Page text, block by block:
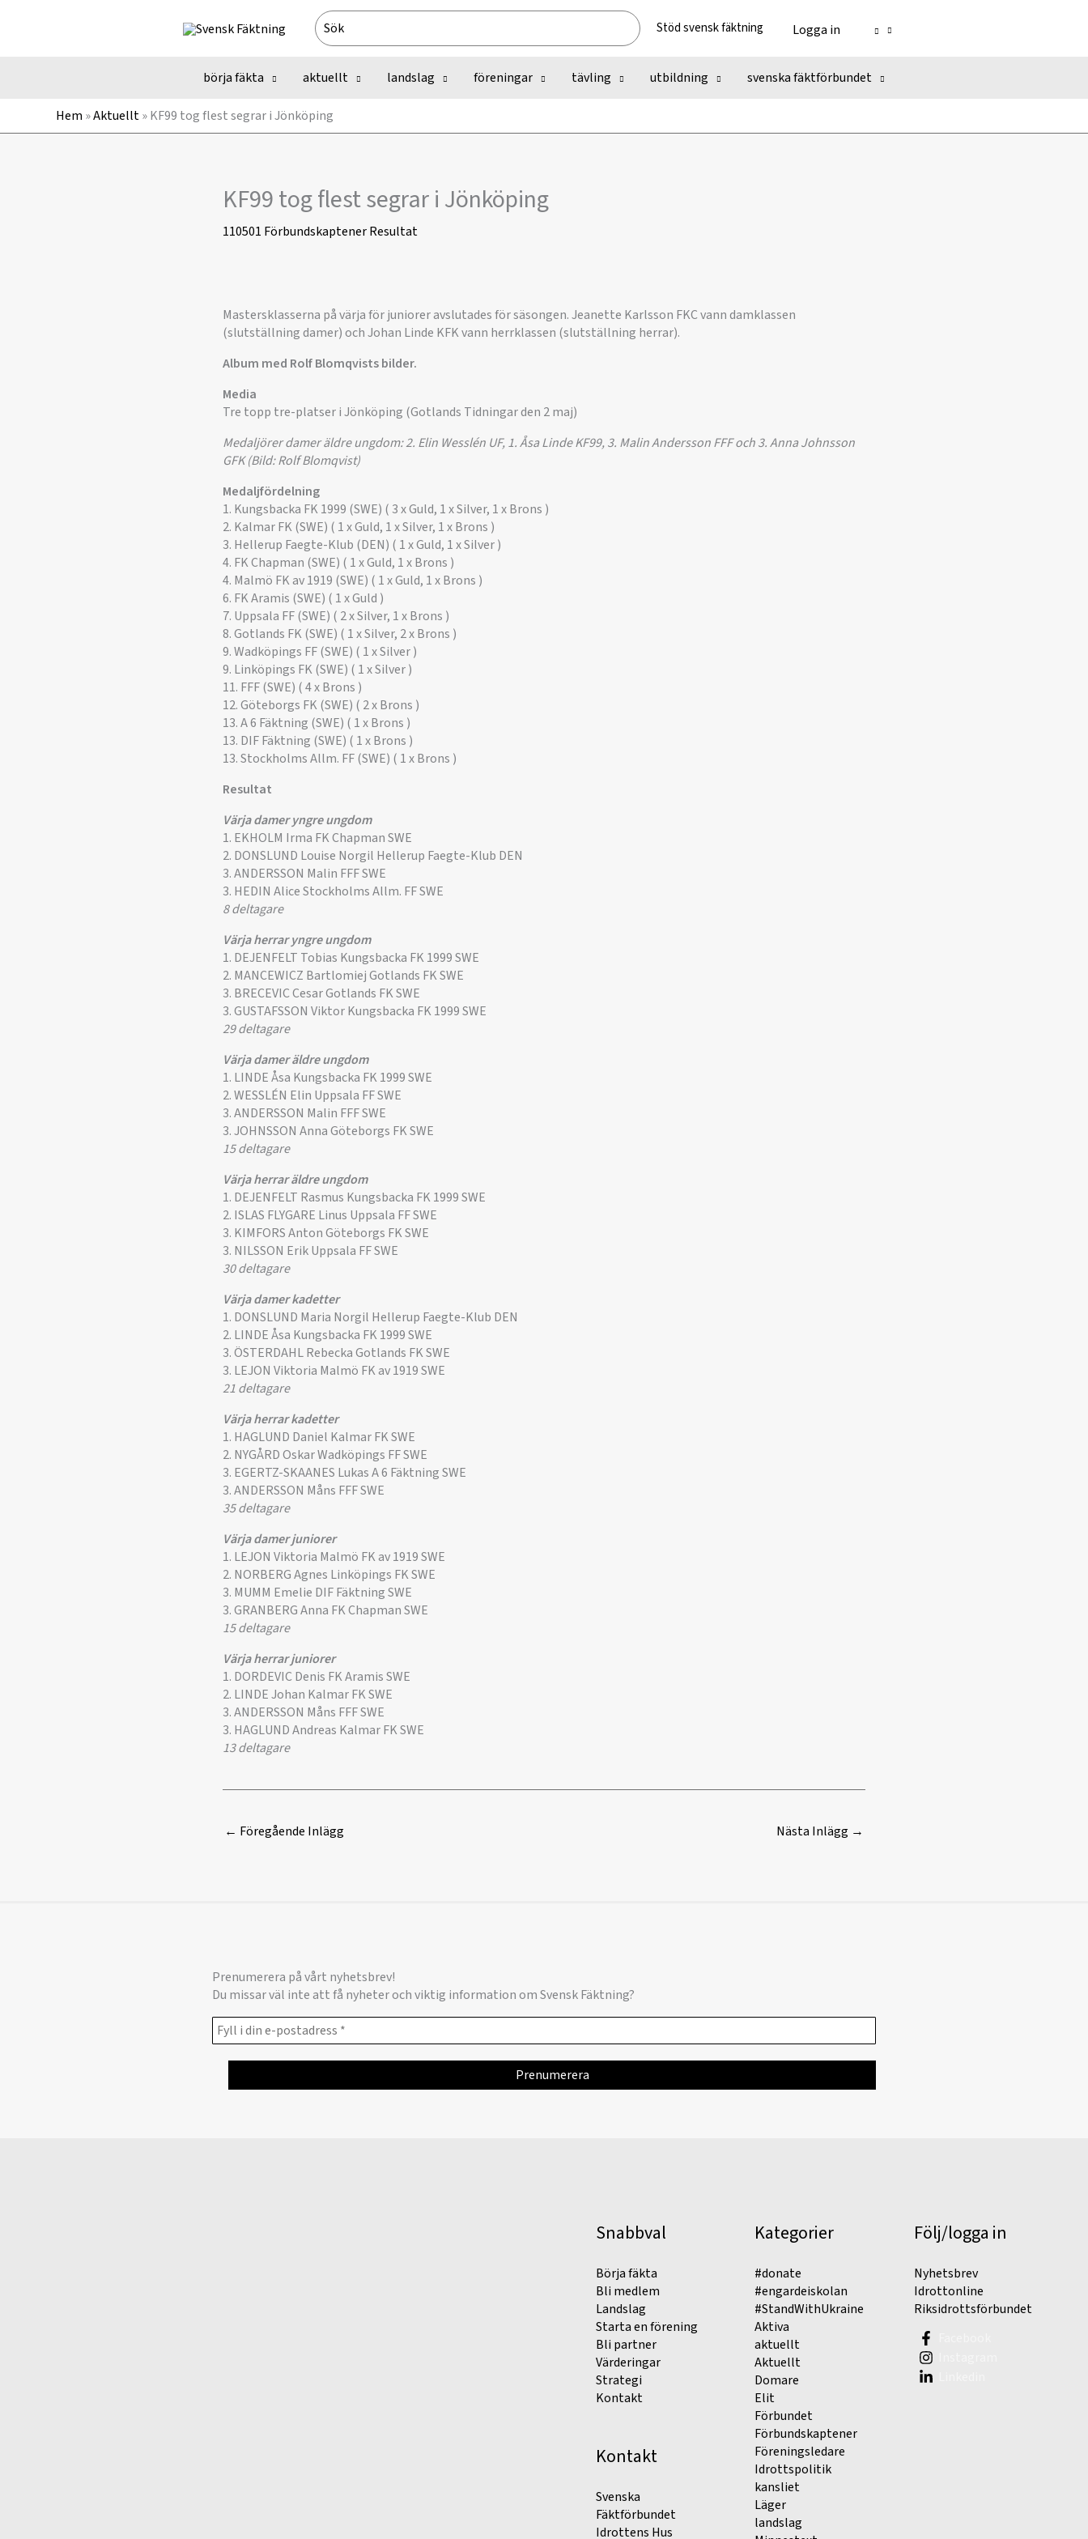
Search
for:
Stöd svensk fäktning Logga in
börja fäkta aktuellt landslag föreningar tävling utbildning svenska fäktförbundet
Hem »Aktuellt»KF99 tog flest segrar i Jönköping
KF99 tog flest segrar i Jönköping
110501 FörbundskaptenerResultat
Mastersklasserna på värja för juniorer avslutades för säsongen. Jeanette Karlsson FKC vann damklassen
(slutställning damer) och Johan Linde KFK vann herrklassen (slutställning herrar).
Album med Rolf Blomqvists bilder.
Media
Tre topp tre-platser i Jönköping (Gotlands Tidningar den 2 maj)
Medaljörer damer äldre ungdom: 2. Elin Wesslén UF, 1. Åsa Linde KF99, 3. Malin Andersson FFF och 3. Anna Johnsson
GFK (Bild: Rolf Blomqvist)
Medaljfördelning
1. Kungsbacka FK 1999 (SWE) ( 3 x Guld, 1 x Silver, 1 x Brons )
2. Kalmar FK (SWE) ( 1 x Guld, 1 x Silver, 1 x Brons )
3. Hellerup Faegte-Klub (DEN) ( 1 x Guld, 1 x Silver )
4. FK Chapman (SWE) ( 1 x Guld, 1 x Brons )
4. Malmö FK av 1919 (SWE) ( 1 x Guld, 1 x Brons )
6. FK Aramis (SWE) ( 1 x Guld )
7. Uppsala FF (SWE) ( 2 x Silver, 1 x Brons )
8. Gotlands FK (SWE) ( 1 x Silver, 2 x Brons )
9. Wadköpings FF (SWE) ( 1 x Silver )
9. Linköpings FK (SWE) ( 1 x Silver )
11. FFF (SWE) ( 4 x Brons )
12. Göteborgs FK (SWE) ( 2 x Brons )
13. A 6 Fäktning (SWE) ( 1 x Brons )
13. DIF Fäktning (SWE) ( 1 x Brons )
13. Stockholms Allm. FF (SWE) ( 1 x Brons )
Resultat
Värja damer yngre ungdom
1. EKHOLM Irma FK Chapman SWE
2. DONSLUND Louise Norgil Hellerup Faegte-Klub DEN
3. ANDERSSON Malin FFF SWE
3. HEDIN Alice Stockholms Allm. FF SWE
8 deltagare
Värja herrar yngre ungdom
1. DEJENFELT Tobias Kungsbacka FK 1999 SWE
2. MANCEWICZ Bartlomiej Gotlands FK SWE
3. BRECEVIC Cesar Gotlands FK SWE
3. GUSTAFSSON Viktor Kungsbacka FK 1999 SWE
29 deltagare
Värja damer äldre ungdom
1. LINDE Åsa Kungsbacka FK 1999 SWE
2. WESSLÉN Elin Uppsala FF SWE
3. ANDERSSON Malin FFF SWE
3. JOHNSSON Anna Göteborgs FK SWE
15 deltagare
Värja herrar äldre ungdom
1. DEJENFELT Rasmus Kungsbacka FK 1999 SWE
2. ISLAS FLYGARE Linus Uppsala FF SWE
3. KIMFORS Anton Göteborgs FK SWE
3. NILSSON Erik Uppsala FF SWE
30 deltagare
Värja damer kadetter
1. DONSLUND Maria Norgil Hellerup Faegte-Klub DEN
2. LINDE Åsa Kungsbacka FK 1999 SWE
3. ÖSTERDAHL Rebecka Gotlands FK SWE
3. LEJON Viktoria Malmö FK av 1919 SWE
21 deltagare
Värja herrar kadetter
1. HAGLUND Daniel Kalmar FK SWE
2. NYGÅRD Oskar Wadköpings FF SWE
3. EGERTZ-SKAANES Lukas A 6 Fäktning SWE
3. ANDERSSON Måns FFF SWE
35 deltagare
Värja damer juniorer
1. LEJON Viktoria Malmö FK av 1919 SWE
2. NORBERG Agnes Linköpings FK SWE
3. MUMM Emelie DIF Fäktning SWE
3. GRANBERG Anna FK Chapman SWE
15 deltagare
Värja herrar juniorer
1. DORDEVIC Denis FK Aramis SWE
2. LINDE Johan Kalmar FK SWE
3. ANDERSSON Måns FFF SWE
3. HAGLUND Andreas Kalmar FK SWE
13 deltagare
← Föregående Inlägg Nästa Inlägg →
Prenumerera på vårt nyhetsbrev!
Du missar väl inte att få nyheter och viktig information om Svensk Fäktning?
Snabbval
Börja fäkta
Bli medlem
Landslag
Starta en förening
Bli partner
Värderingar
Strategi
Kontakt
Kontakt
Svenska
Fäktförbundet
Idrottens Hus
Kategorier
#donate
#engardeiskolan
#StandWithUkraine
Aktiva
aktuellt
Aktuellt
Domare
Elit
Förbundet
Förbundskaptener
Föreningsledare
Idrottspolitik
kansliet
Läger
landslag
Följ/logga in
Nyhetsbrev
Idrottonline
Riksidrottsförbundet